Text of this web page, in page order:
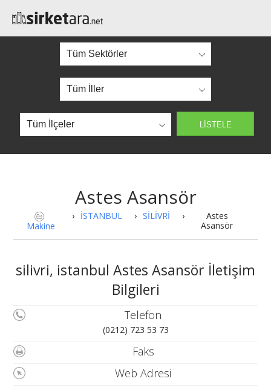
Astes Asansör
Makine
› İSTANBUL › SİLİVRİ ›
Astes
Asansör
silivri, istanbul Astes Asansör İletişim
Bilgileri
Telefon
(0212) 723 53 73
Faks
Web Adresi